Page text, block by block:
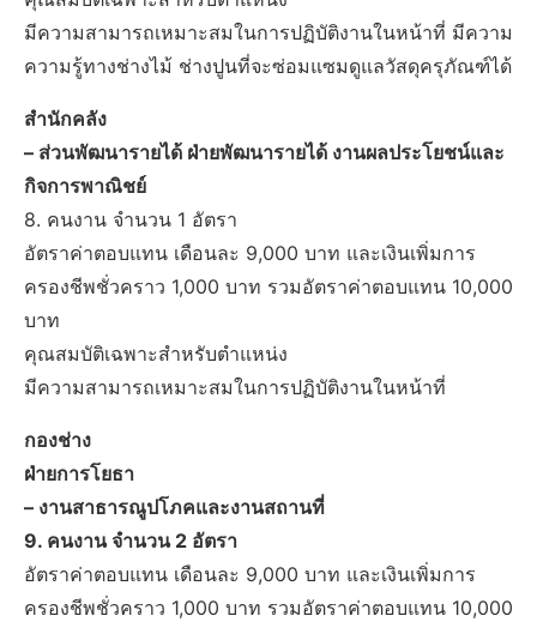
มีความสามารถเหมาะสมในการปฏิบัติงานในหน้าที่ มีความ
ความรู้ทางช่างไม้ ช่างปูนที่จะซ่อมแซมดูแลวัสดุครุภัณฑ์ได้
สำนักคลัง
– ส่วนพัฒนารายได้ ฝ่ายพัฒนารายได้ งานผลประโยชน์และ
กิจการพาณิชย์
8. คนงาน จำนวน 1 อัตรา
อัตราค่าตอบแทน เดือนละ 9,000 บาท และเงินเพิ่มการ
ครองชีพชั่วคราว 1,000 บาท รวมอัตราค่าตอบแทน 10,000
บาท
คุณสมบัติเฉพาะสำหรับตำแหน่ง
มีความสามารถเหมาะสมในการปฏิบัติงานในหน้าที่
กองช่าง
ฝ่ายการโยธา
– งานสาธารณูปโภคและงานสถานที่
9. คนงาน จำนวน 2 อัตรา
อัตราค่าตอบแทน เดือนละ 9,000 บาท และเงินเพิ่มการ
ครองชีพชั่วคราว 1,000 บาท รวมอัตราค่าตอบแทน 10,000